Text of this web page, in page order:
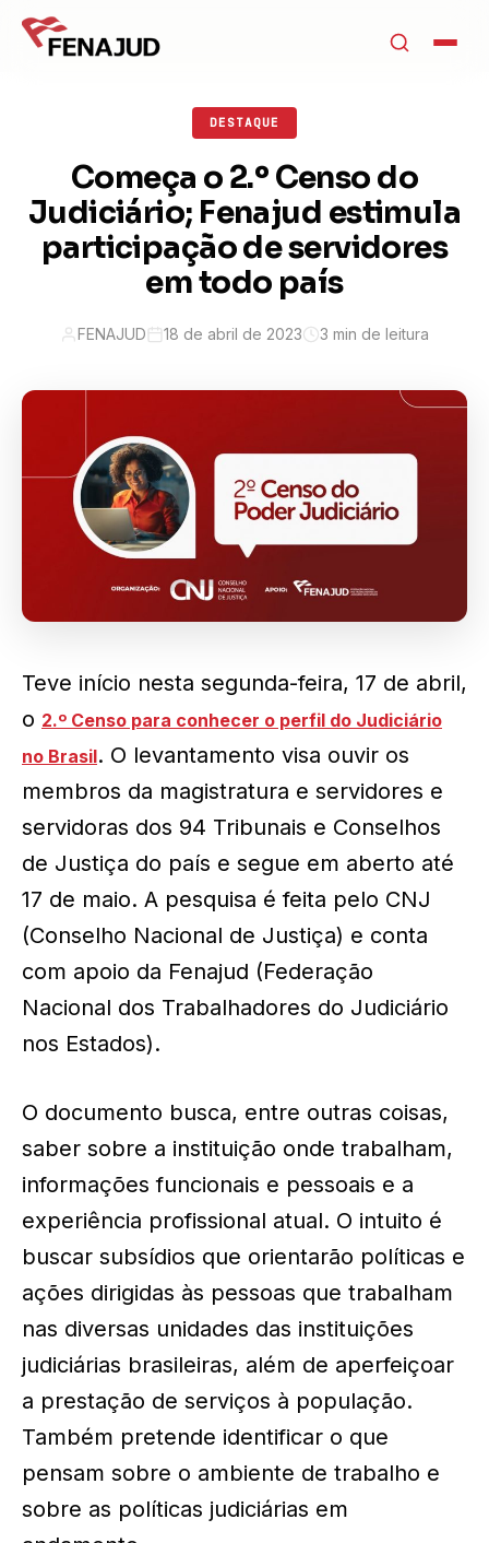
DESTAQUE
Começa o 2.º Censo do
Judiciário; Fenajud estimula
participação de servidores
em todo país
FENAJUD 18 de abril de 2023 3 min de leitura
Teve início nesta segunda-feira, 17 de abril,
o 2.º Censo para conhecer o perfil do Judiciário
no Brasil. O levantamento visa ouvir os
membros da magistratura e servidores e
servidoras dos 94 Tribunais e Conselhos
de Justiça do país e segue em aberto até
17 de maio. A pesquisa é feita pelo CNJ
(Conselho Nacional de Justiça) e conta
com apoio da Fenajud (Federação
Nacional dos Trabalhadores do Judiciário
nos Estados).
O documento busca, entre outras coisas,
saber sobre a instituição onde trabalham,
informações funcionais e pessoais e a
experiência profissional atual. O intuito é
buscar subsídios que orientarão políticas e
ações dirigidas às pessoas que trabalham
nas diversas unidades das instituições
judiciárias brasileiras, além de aperfeiçoar
a prestação de serviços à população.
Também pretende identificar o que
pensam sobre o ambiente de trabalho e
sobre as políticas judiciárias em